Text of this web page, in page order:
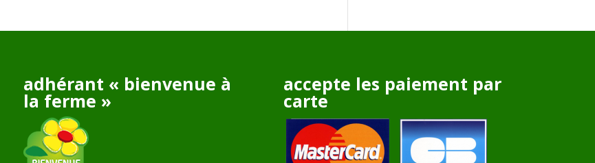
adhérant « bienvenue à
la ferme »
accepte les paiement par
carte